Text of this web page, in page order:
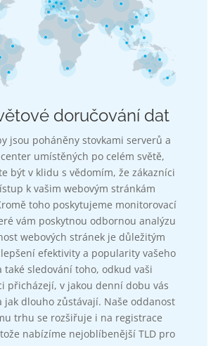
doručování dat
jsou poháněny stovkami serverů a
umístěných po celém světě,
být v klidu s vědomím, že zákazníci
k vašim webovým stránkám
toho poskytujeme monitorovací
vám poskytnou odbornou analýzu
webových stránek je důležitým
efektivity a popularity vašeho
také sledování toho, odkud vaši
přicházejí, v jakou denní dobu vás
jak dlouho zůstávají. Naše oddanost
trhu se rozšiřuje i na registrace
nabízíme nejoblíbenější TLD pro